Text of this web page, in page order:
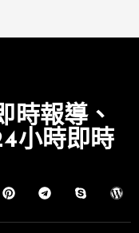
時報導、
小時即時